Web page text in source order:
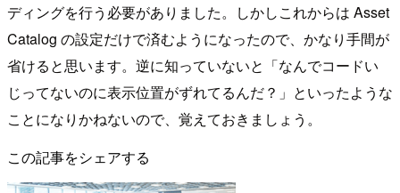
ディングを行う必要がありました。しかしこれからは Asset
Catalog の設定だけで済むようになったので、かなり手間が
省けると思います。逆に知っていないと「なんでコードい
じってないのに表示位置がずれてるんだ？」といったような
ことになりかねないので、覚えておきましょう。
この記事をシェアする